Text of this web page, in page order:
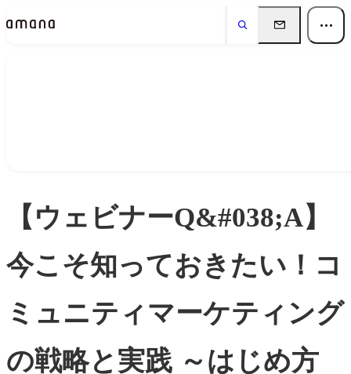
【ウェビナーQ&#038;A】
今こそ知っておきたい！コ
ミュニティマーケティング
の戦略と実践 ～はじめ方